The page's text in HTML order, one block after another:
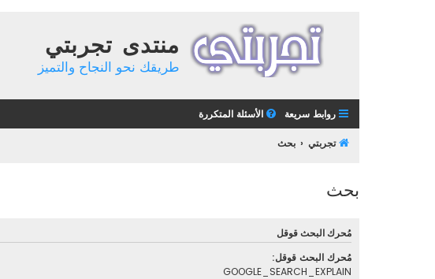
منتدى تجربتي
طريقك نحو النجاح والتميز
روابط سريعة الأسئلة المتكررة
تجربتي بحث
بحث
مُحرك البحث قوقل
مُحرك البحث قوقل:
GOOGLE_SEARCH_EXPLAIN